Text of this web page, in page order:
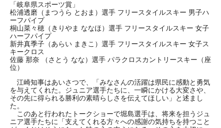
「岐阜県スポーツ賞」
松浦透磨（まつうら とおま）選手 フリースタイルスキー 男子ハ
ーフパイプ
桐山菜々穂（きりやま ななほ）選手 フリースタイルスキー 女子
ハーフパイプ
新井真季子（あらい まきこ）選手 フリースタイルスキー 女子ス
キークロス
佐藤 那奈 （さとう なな）選手 パラクロスカントリースキー（座
位）
江崎知事はあいさつで、「みなさんの活躍は県民に感動と勇気
を与えてくれた。ジュニア選手たちに、一瞬にかける大変さや、
その先に得られる勝利の素晴らしさを伝えてほしい」と述まし
た。
このあと行われたトークショーで堀島選手は、将来を担うジュ
ニア選手たちに「支えてくれる方々への感謝の気持ちを持つこと